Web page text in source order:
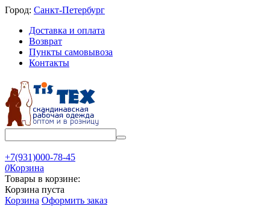
Город: Санкт-Петербург
Доставка и оплата
Возврат
Пункты самовывоза
Контакты
+7(931)000-78-45
0Корзина
Товары в корзине:
Корзина пуста
Корзина Оформить заказ